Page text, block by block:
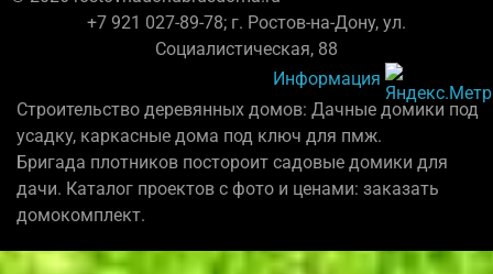
+7 921 027-89-78; г. Ростов-на-Дону, ул.
Социалистическая, 88
Информация
Строительство деревянных домов: Дачные домики под
усадку, каркасные дома под ключ для пмж.
Бригада плотников постороит садовые домики для
дачи. Каталог проектов с фото и ценами: заказать
домокомплект.